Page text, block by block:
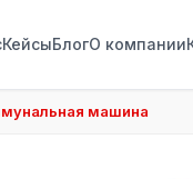
КейсыБлогО компании
машина